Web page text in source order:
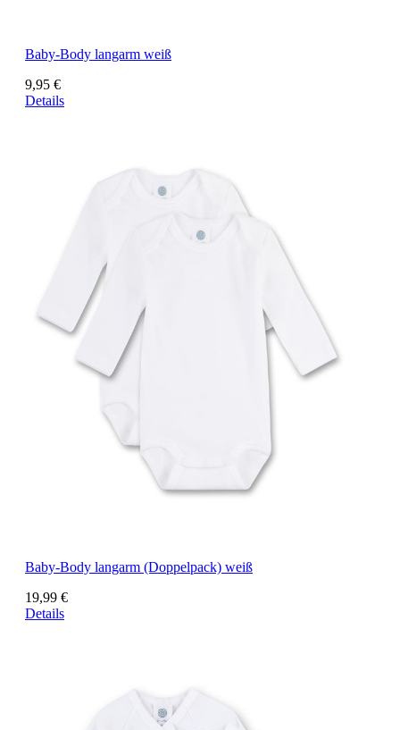
Baby-Body langarm weiß
9,95 €
Details
Baby-Body langarm (Doppelpack) weiß
19,99 €
Details